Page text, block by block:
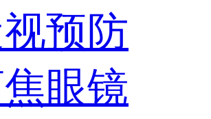
预防
眼镜